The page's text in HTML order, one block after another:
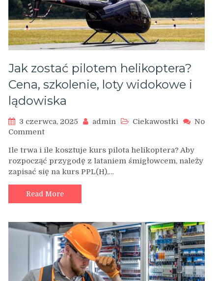
Jak zostać pilotem helikoptera?
Cena, szkolenie, loty widokowe i
lądowiska
3 czerwca, 2025 admin Ciekawostki
No
Commenton
zostać
pilotem
helikoptera?
Cena,
szkolenie,
loty
i
lądowiska
Ile trwa i ile kosztuje kurs pilota helikoptera? Aby
rozpocząć przygodę z lataniem śmigłowcem, należy
zapisać się na kurs PPL(H),…
Read More